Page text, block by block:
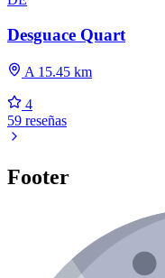
Desguace Quart
A 15.45 km
4
59 reseñas
Footer